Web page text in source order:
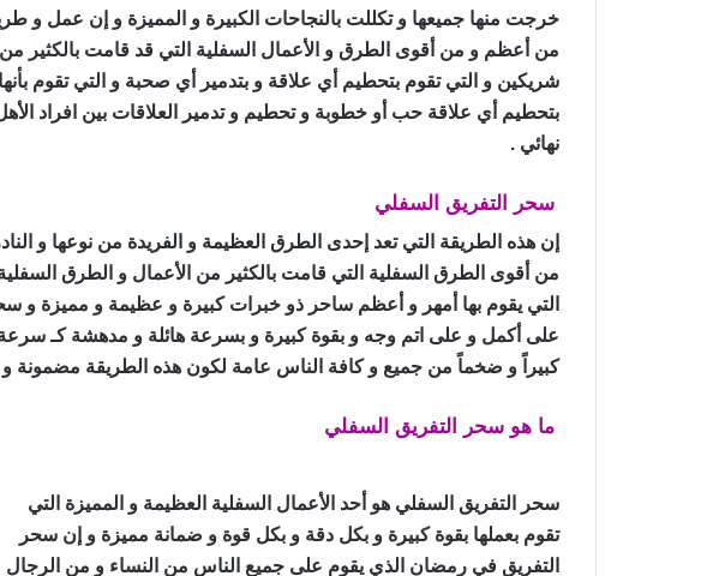
خرجت منها جميعها و تكللت بالنجاحات الكبيرة و المميزة و إن عمل و
من أعظم و من أقوى الطرق و الأعمال السفلية التي قد قامت بالكثير من
شريكين و التي تقوم بتحطيم أي علاقة و بتدمير أي صحبة و التي تقوم
بتحطيم أي علاقة حب أو خطوبة و تحطيم و تدمير العلاقات بين افراد
نهائي .
سحر التفريق السفلي
إن هذه الطريقة التي تعد إحدى الطرق العظيمة و الفريدة من نوعها و
من أقوى الطرق السفلية التي قامت بالكثير من الأعمال و الطرق
التي يقوم بها أمهر و أعظم ساحر ذو خبرات كبيرة و عظيمة و مميزة و
على أكمل و على اتم وجه و بقوة كبيرة و بسرعة هائلة و مدهشة كـ سرعة
كبيراً و ضخماً من جميع و كافة الناس عامة لكون هذه الطريقة مضمونة
ما هو سحر التفريق السفلي
سحر التفريق السفلي هو أحد الأعمال السفلية العظيمة و المميزة التي
تقوم بعملها بقوة كبيرة و بكل دقة و بكل قوة و ضمانة مميزة و إن سحر
التفريق في رمضان الذي يقوم على جميع الناس من النساء و من الرجال